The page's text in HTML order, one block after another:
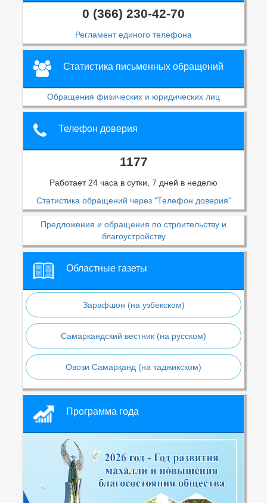
0 (366) 230-42-70
Регламент единого телефона
Статистика письменных обращений
Обращения физических и юридических лиц
Телефон доверия
1177
Работает 24 часа в сутки, 7 дней в неделю
Статистика обращений через "Телефон доверия"
Предложения и обращения по строительству и
благоустройству
Областные газеты
Зарафшон (на узбекском)
Самаркандский вестник (на русском)
Овози Самарқанд (на таджикском)
Программа года